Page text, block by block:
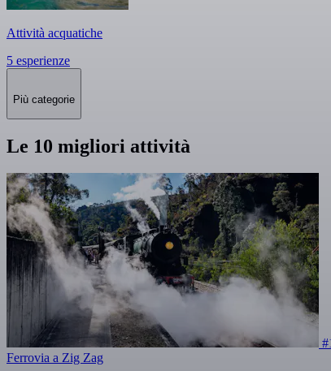
Attività acquatiche
5 esperienze
Più categorie
Le 10 migliori attività
Ferrovia a Zig Zag